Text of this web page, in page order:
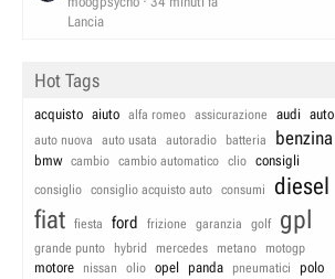
Lancia
Hot Tags
acquisto aiuto alfa romeo assicurazione audi auto
auto nuova auto usata autoradio batteria benzina
bmw cambio cambio automatico clio consigli
consiglio consiglio acquisto auto consumi diesel
fiat fiesta ford frizione garanzia golf gpl
grande punto hybrid mercedes metano motogp
motore nissan olio opel panda pneumatici polo